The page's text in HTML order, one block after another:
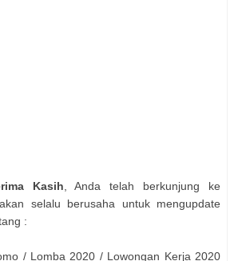
Kasih , Anda telah berkunjung ke
selalu berusaha untuk mengupdate
:
/ Lomba 2020 / Lowongan Kerja 2020